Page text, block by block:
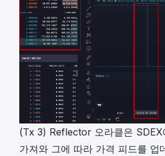
(Tx 3) Reflector 오라클은 SDEX
가져와 그에 따라 가격 피드를 업